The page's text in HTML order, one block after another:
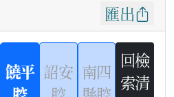
匯出
饒平 詔安 南四
回檢
索清